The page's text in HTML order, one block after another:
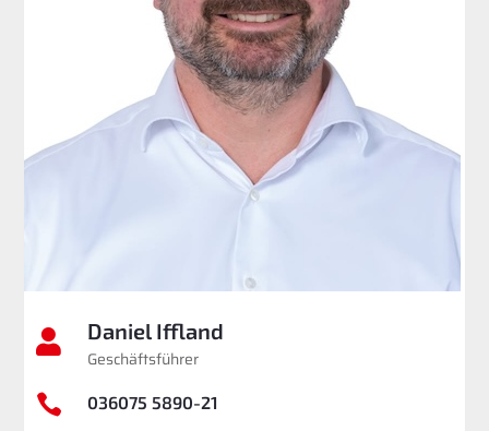
 Daniel Iffland
Geschäftsführer
 036075 5890-21